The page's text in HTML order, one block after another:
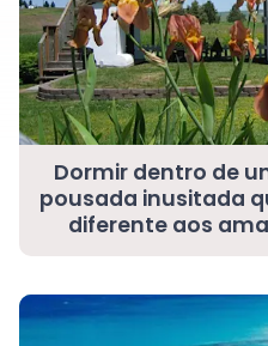
Dormir dentro de
pousada inusitada
diferente aos